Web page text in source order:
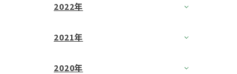
2022年
2021年
2020年